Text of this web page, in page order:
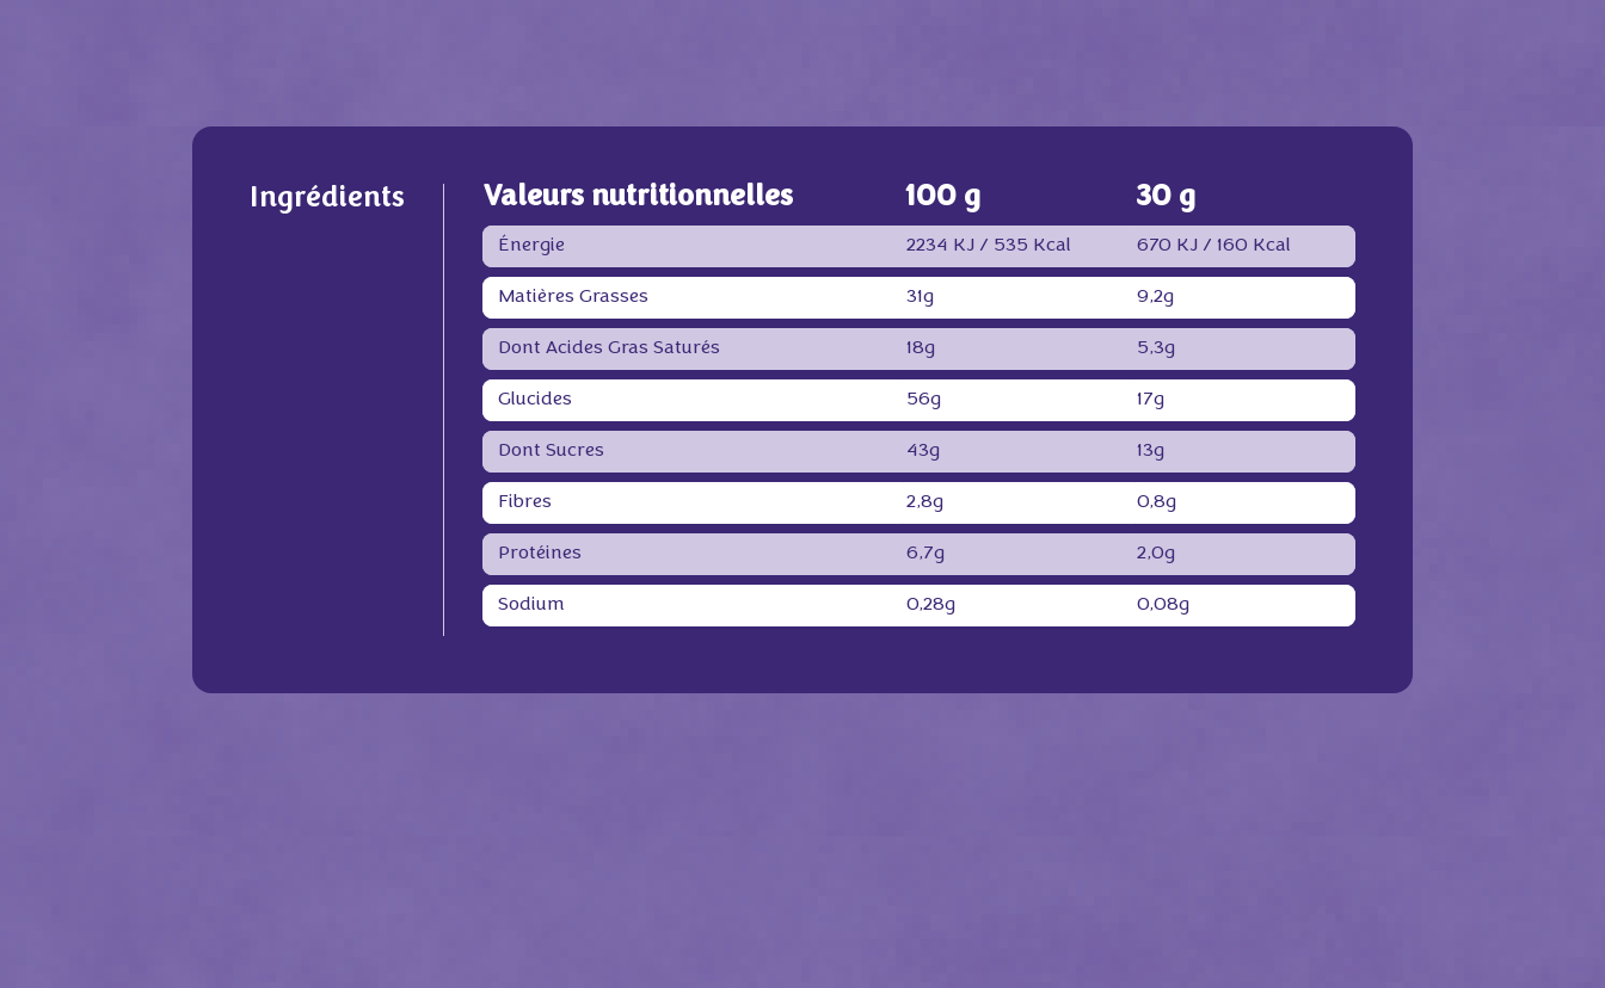
Ingrédients Valeurs nutritionnelles 100 g 30 g
Énergie 2234 KJ / 535 Kcal 670 KJ / 160 Kcal
Matières Grasses 31g 9,2g
Dont Acides Gras Saturés 18g 5,3g
Glucides 56g 17g
Dont Sucres 43g 13g
Fibres 2,8g 0,8g
Protéines 6,7g 2,0g
Sodium 0,28g 0,08g